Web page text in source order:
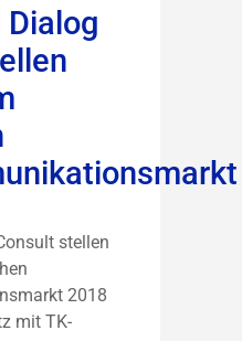
Dialog
stellen
2018
mit TK-